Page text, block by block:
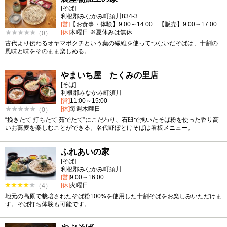
（0）
[そば]
利根郡みなかみ町須川834-3
[営] 【お食事・体験】9:00～14:00 【販売】9:00～17:00
[休]木曜日 ※夏休みは無休
古代より伝わるオヤマボクチという葉の繊維を使ってつないだそばは、十割の
風味と味をそのまま楽しめる。
（0）
やまいち屋 たくみの里店
[そば]
利根郡みなかみ町須川
[営]11:00～15:00
[休]毎週木曜日
“挽きたて 打ちたて 茹でたて”にこだわり、石臼で挽いたそば粉を使った香り高
いお蕎麦を楽しむことができる。名代野ぼとけそばは看板メニュー。
（4）
ふれあいの家
[そば]
利根郡みなかみ町須川
[営]9:00～16:00
[休]火曜日
地元の高原で栽培されたそば粉100%を使用した十割そばをお楽しみいただけま
す。そば打ち体験も可能です。